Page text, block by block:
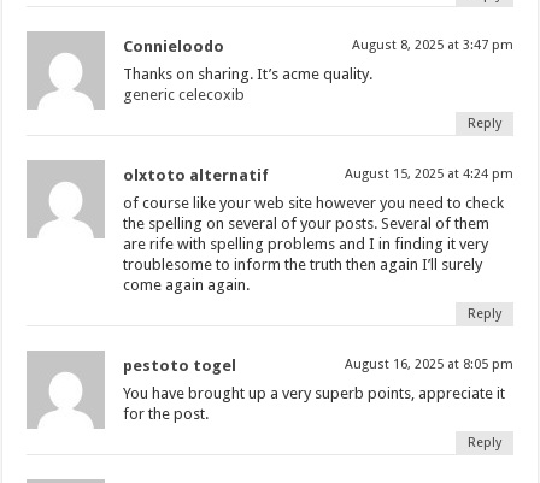
Connieloodo August 8, 2025 at 3:47 pm
Thanks on sharing. It’s acme quality.
generic celecoxib
Reply
olxtoto alternatif August 15, 2025 at 4:24 pm
of course like your web site however you need to check
the spelling on several of your posts. Several of them
are rife with spelling problems and I in finding it very
troublesome to inform the truth then again I’ll surely
come again again.
Reply
pestoto togel August 16, 2025 at 8:05 pm
You have brought up a very superb points, appreciate it
for the post.
Reply